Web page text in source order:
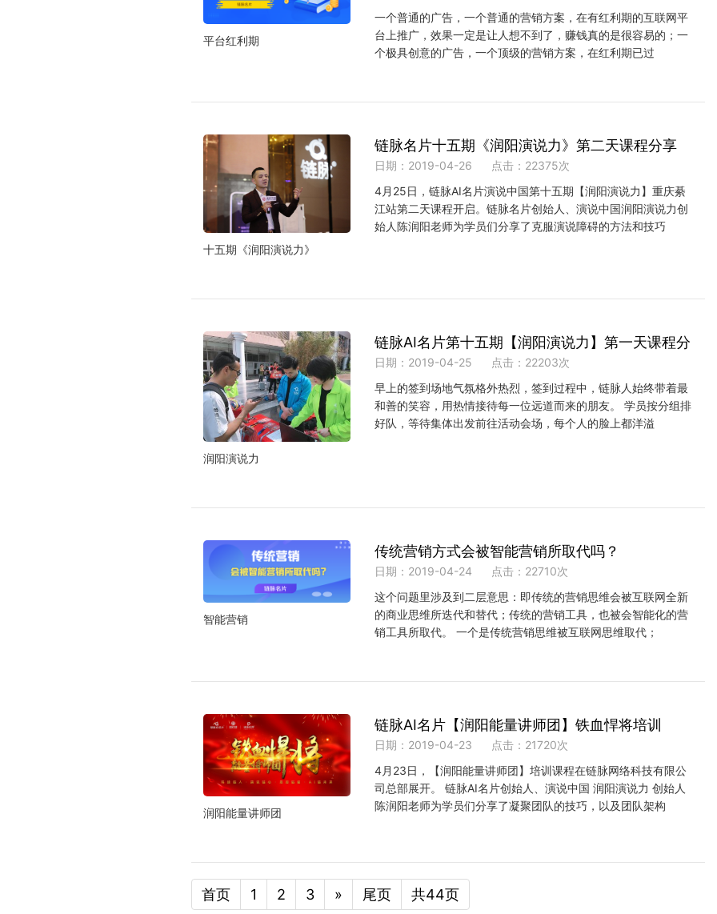
平台红利期
一个普通的广告，一个普通的营销方案，在有红利期的互联网平
台上推广，效果一定是让人想不到了，赚钱真的是很容易的；一
个极具创意的广告，一个顶级的营销方案，在红利期已过
十五期《润阳演说力》
链脉名片十五期《润阳演说力》第二天课程分享
日期：2019-04-26
点击：22375次
4月25日，链脉AI名片演说中国第十五期【润阳演说力】重庆綦
江站第二天课程开启。链脉名片创始人、演说中国润阳演说力创
始人陈润阳老师为学员们分享了克服演说障碍的方法和技巧
润阳演说力
链脉AI名片第十五期【润阳演说力】第一天课程分
日期：2019-04-25
点击：22203次
早上的签到场地气氛格外热烈，签到过程中，链脉人始终带着最
和善的笑容，用热情接待每一位远道而来的朋友。 学员按分组排
好队，等待集体出发前往活动会场，每个人的脸上都洋溢
智能营销
传统营销方式会被智能营销所取代吗？
日期：2019-04-24
点击：22710次
这个问题里涉及到二层意思：即传统的营销思维会被互联网全新
的商业思维所迭代和替代；传统的营销工具，也被会智能化的营
销工具所取代。 一个是传统营销思维被互联网思维取代；
润阳能量讲师团
链脉AI名片【润阳能量讲师团】铁血悍将培训
日期：2019-04-23
点击：21720次
4月23日，【润阳能量讲师团】培训课程在链脉网络科技有限公
司总部展开。 链脉AI名片创始人、演说中国 润阳演说力 创始人
陈润阳老师为学员们分享了凝聚团队的技巧，以及团队架构
首页 1 2 3 » 尾页 共44页